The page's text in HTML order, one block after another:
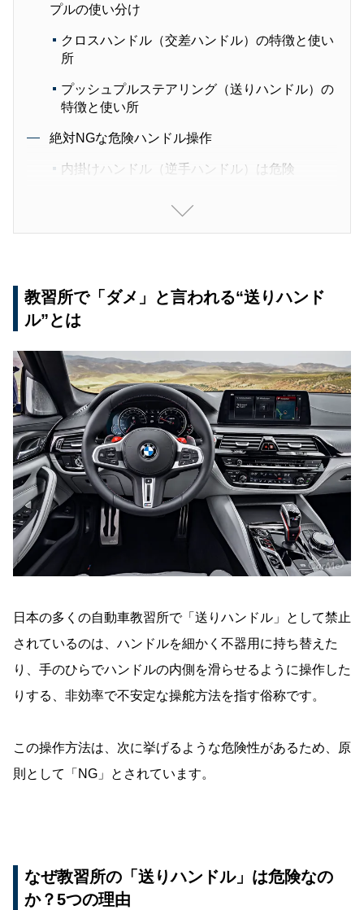
プルの使い分け
クロスハンドル（交差ハンドル）の特徴と使い
所
プッシュプルステアリング（送りハンドル）の
特徴と使い所
絶対NGな危険ハンドル操作
内掛けハンドル（逆手ハンドル）は危険
まとめ：状況に合わせたハンドル操作で安全運転
教習所で「ダメ」と言われる“送りハンド
ル”とは
日本の多くの自動車教習所で「送りハンドル」として禁止
されているのは、ハンドルを細かく不器用に持ち替えた
り、手のひらでハンドルの内側を滑らせるように操作した
りする、非効率で不安定な操舵方法を指す俗称です。
この操作方法は、次に挙げるような危険性があるため、原
則として「NG」とされています。
なぜ教習所の「送りハンドル」は危険なの
か？5つの理由